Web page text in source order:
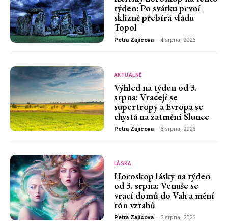
týden: Po svátku první
sklizně přebírá vládu
Topol
Petra Zajícova - 4 srpna, 2026
AKTUÁLNĚ
Výhled na týden od 3.
srpna: Vracejí se
supertropy a Evropa se
chystá na zatmění Slunce
Petra Zajícova - 3 srpna, 2026
LÁSKA
Horoskop lásky na týden
od 3. srpna: Venuše se
vrací domů do Vah a mění
tón vztahů
Petra Zajícova - 3 srpna, 2026